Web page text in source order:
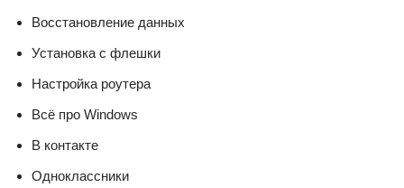
Восстановление данных
Установка с флешки
Настройка роутера
Всё про Windows
В контакте
Одноклассники